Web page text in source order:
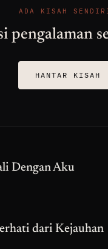
ADA KISAH
pengalaman
HANTAR KISAH
Dengan Aku
dari Kejauhan